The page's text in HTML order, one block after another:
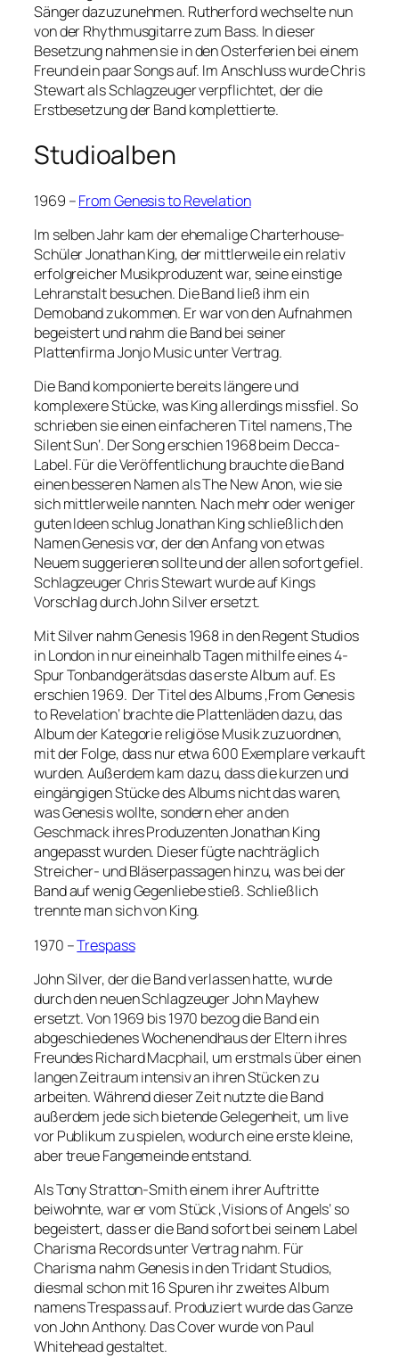
Sänger dazuzunehmen. Rutherford wechselte nun
von der Rhythmusgitarre zum Bass. In dieser
Besetzung nahmen sie in den Osterferien bei einem
Freund ein paar Songs auf. Im Anschluss wurde Chris
Stewart als Schlagzeuger verpflichtet, der die
Erstbesetzung der Band komplettierte.
Studioalben
1969 –From Genesis to Revelation
Im selben Jahr kam der ehemalige Charterhouse-
Schüler Jonathan King, der mittlerweile ein relativ
erfolgreicher Musikproduzent war, seine einstige
Lehranstalt besuchen. Die Band ließ ihm ein
Demoband zukommen. Er war von den Aufnahmen
begeistert und nahm die Band bei seiner
Plattenfirma Jonjo Music unter Vertrag.
Die Band komponierte bereits längere und
komplexere Stücke, was King allerdings missfiel. So
schrieben sie einen einfacheren Titel namens ‚The
Silent Sun‘. Der Song erschien 1968 beim Decca-
Label. Für die Veröffentlichung brauchte die Band
einen besseren Namen als The New Anon, wie sie
sich mittlerweile nannten. Nach mehr oder weniger
guten Ideen schlug Jonathan King schließlich den
Namen Genesis vor, der den Anfang von etwas
Neuem suggerieren sollte und der allen sofort gefiel.
Schlagzeuger Chris Stewart wurde auf Kings
Vorschlag durch John Silver ersetzt.
Mit Silver nahm Genesis 1968 in den Regent Studios
in London in nur eineinhalb Tagen mithilfe eines 4-
Spur Tonbandgerätsdas das erste Album auf. Es
erschien 1969. Der Titel des Albums ‚From Genesis
to Revelation‘ brachte die Plattenläden dazu, das
Album der Kategorie religiöse Musik zuzuordnen,
mit der Folge, dass nur etwa 600 Exemplare verkauft
wurden. Außerdem kam dazu, dass die kurzen und
eingängigen Stücke des Albums nicht das waren,
was Genesis wollte, sondern eher an den
Geschmack ihres Produzenten Jonathan King
angepasst wurden. Dieser fügte nachträglich
Streicher- und Bläserpassagen hinzu, was bei der
Band auf wenig Gegenliebe stieß. Schließlich
trennte man sich von King.
1970 –Trespass
John Silver, der die Band verlassen hatte, wurde
durch den neuen Schlagzeuger John Mayhew
ersetzt. Von 1969 bis 1970 bezog die Band ein
abgeschiedenes Wochenendhaus der Eltern ihres
Freundes Richard Macphail, um erstmals über einen
langen Zeitraum intensiv an ihren Stücken zu
arbeiten. Während dieser Zeit nutzte die Band
außerdem jede sich bietende Gelegenheit, um live
vor Publikum zu spielen, wodurch eine erste kleine,
aber treue Fangemeinde entstand.
Als Tony Stratton-Smith einem ihrer Auftritte
beiwohnte, war er vom Stück ‚Visions of Angels‘ so
begeistert, dass er die Band sofort bei seinem Label
Charisma Records unter Vertrag nahm. Für
Charisma nahm Genesis in den Tridant Studios,
diesmal schon mit 16 Spuren ihr zweites Album
namens Trespass auf. Produziert wurde das Ganze
von John Anthony. Das Cover wurde von Paul
Whitehead gestaltet.